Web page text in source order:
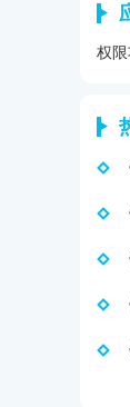
权限